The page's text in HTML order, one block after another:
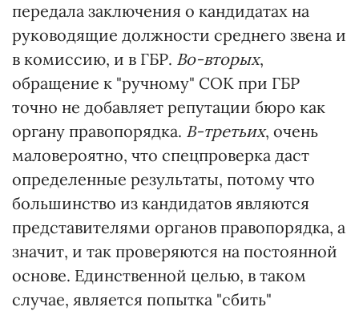
передала заключения о кандидатах на
руководящие должности среднего звена и
в комиссию, и в ГБР. Во-вторых,
обращение к "ручному" СОК при ГБР
точно не добавляет репутации бюро как
органу правопорядка. В-третьих, очень
маловероятно, что спецпроверка даст
определенные результаты, потому что
большинство из кандидатов являются
представителями органов правопорядка, а
значит, и так проверяются на постоянной
основе. Единственной целью, в таком
случае, является попытка "сбить"